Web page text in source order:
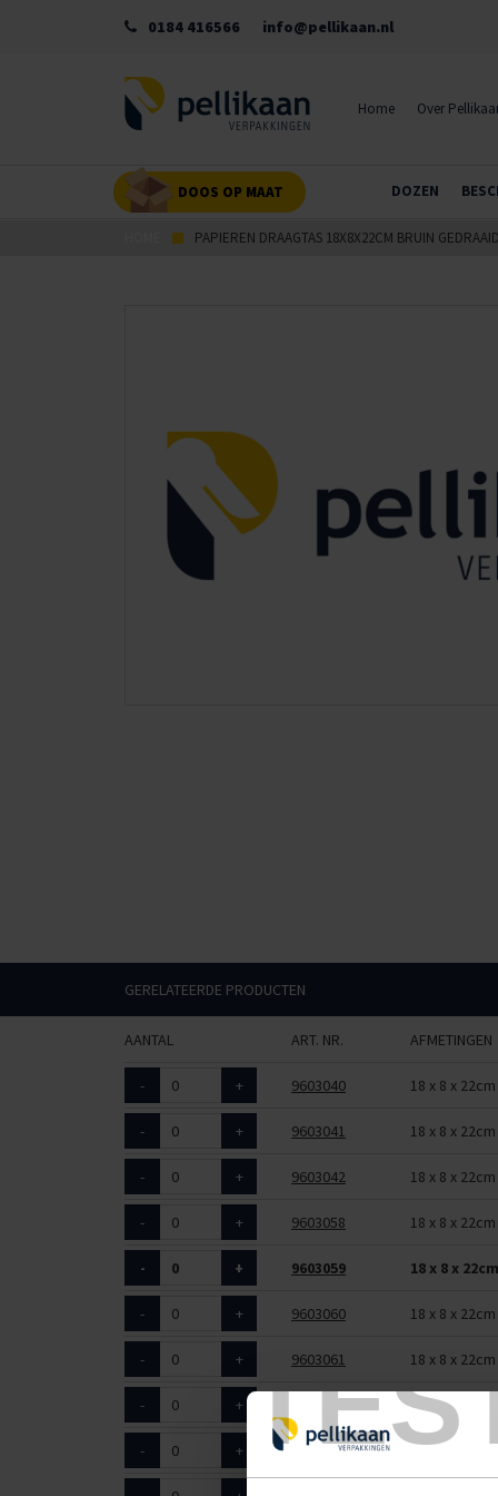
0184 416566 info@pellikaan.nl
Home Over
DOZEN
DOOS OP MAAT
PAPIEREN DRAAGTAS 18X8X22CM BRUIN
GERELATEERDE PRODUCTEN
AANTAL ART. NR. AFMETINGEN
- + 9603040 18 x 8 x 22cm
- + 9603041 18 x 8 x 22cm
- + 9603042 18 x 8 x 22cm
- + 9603058 18 x 8 x 22cm
- + 9603059 18 x 8 x 22cm
- + 9603060 18 x 8 x 22cm
- + 9603061 18 x 8 x 22cm
- + 9603062 18 x 8 x 22cm
- + 9603063 18 x 8 x 22cm